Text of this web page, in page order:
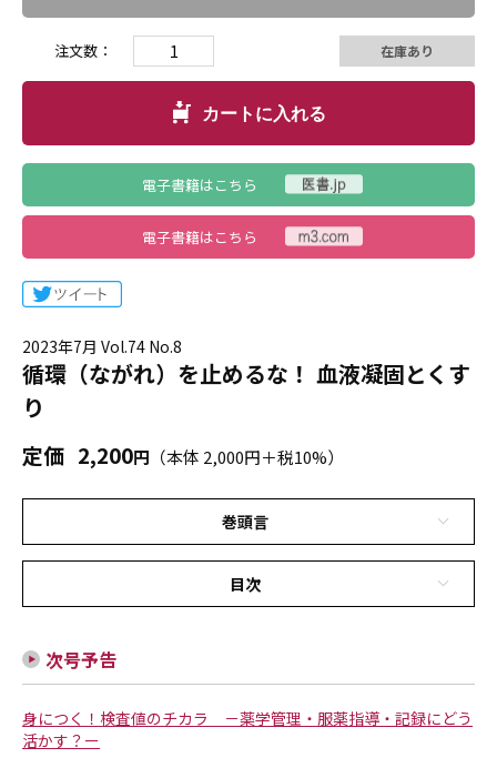
注文数： 在庫あり
カートに入れる
電子書籍はこちら
電子書籍はこちら
2023年7月 Vol.74 No.8
循環（ながれ）を止めるな！ 血液凝固とくす
り
定価 2,200円 （本体 2,000円＋税10%）
巻頭言
目次
次号予告
身につく！検査値のチカラ －薬学管理・服薬指導・記録にどう
活かす？ー